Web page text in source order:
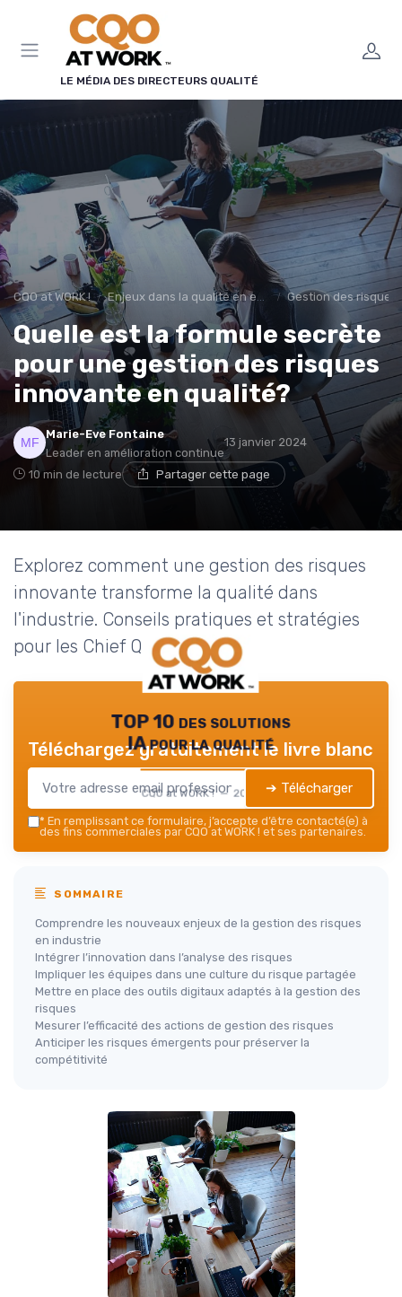
LE MÉDIA DES DIRECTEURS QUALITÉ
CQO at WORK ! Enjeux dans la qualité en entreprise Gestion des risques
Quelle est la formule secrète
pour une gestion des risques
innovante en qualité?
Marie-Eve Fontaine
Leader en amélioration continue
13 janvier 2024
10 min de lecture Partager cette page
Explorez comment une gestion des risques
innovante transforme la qualité dans
l'industrie. Conseils pratiques et stratégies
pour les Chief Quality Officers.
TOP 10 des solutions
IA pour la qualité
CQO at WORK ! — 2026
Téléchargez gratuitement le livre blanc
➔ Télécharger
* En remplissant ce formulaire, j’accepte d’être contacté(e) à
des fins commerciales par CQO at WORK ! et ses partenaires.
SOMMAIRE
Comprendre les nouveaux enjeux de la gestion des risques
en industrie
Intégrer l’innovation dans l’analyse des risques
Impliquer les équipes dans une culture du risque partagée
Mettre en place des outils digitaux adaptés à la gestion des
risques
Mesurer l’efficacité des actions de gestion des risques
Anticiper les risques émergents pour préserver la
compétitivité
Panneau de gestion des cookies